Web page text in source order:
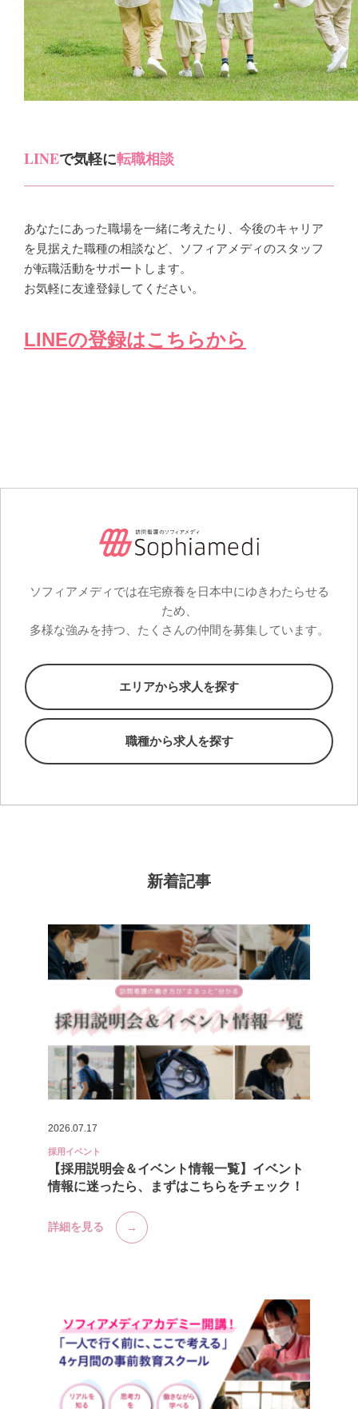
LINEで気軽に転職相談
あなたにあった職場を一緒に考えたり、今後のキャリア
を見据えた職種の相談など、ソフィアメディのスタッフ
が転職活動をサポートします。
お気軽に友達登録してください。
LINEの登録はこちらから
ソフィアメディでは在宅療養を日本中にゆきわたらせる
ため、
多様な強みを持つ、たくさんの仲間を募集しています。
エリアから求人を探す
職種から求人を探す
新着記事
2026.07.17
採用イベント
【採用説明会＆イベント情報一覧】イベント
情報に迷ったら、まずはこちらをチェック！
詳細を見る